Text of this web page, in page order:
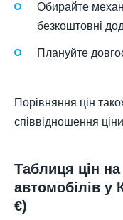
Обирайте
безкоштовні
Плануйте
Порівняння цін
співвідношення ціни
Таблиця цін
автомобілів у
€)